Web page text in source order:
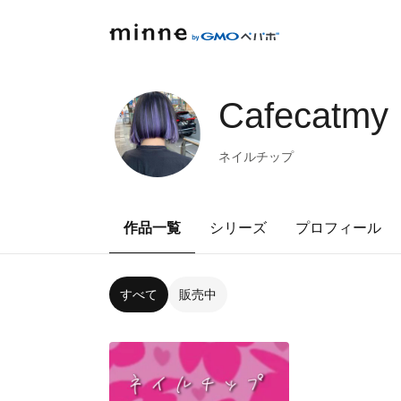
Cafecatmy
ネイルチップ
作品一覧 シリーズ プロフィール
すべて 販売中